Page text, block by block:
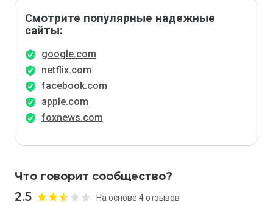
Смотрите популярные надежные
сайты:
google.com
netflix.com
facebook.com
apple.com
foxnews.com
Что говорит сообщество?
2.5 На основе 4 отзывов